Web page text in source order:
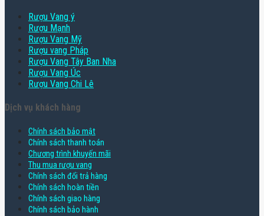
Rượu Vang ý
Rượu Mạnh
Rượu Vang Mỹ
Rượu vang Pháp
Rượu Vang Tây Ban Nha
Rượu Vang Úc
Rượu Vang Chi Lê
Dịch vụ khách hàng
Chính sách bảo mật
Chính sách thanh toán
Chương trình khuyến mãi
Thu mua rượu vang
Chính sách đổi trả hàng
Chính sách hoàn tiền
Chính sách giao hàng
Chính sách bảo hành